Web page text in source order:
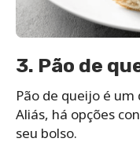
3. Pão de
Pão de queijo é
Aliás, há opções
seu bolso.